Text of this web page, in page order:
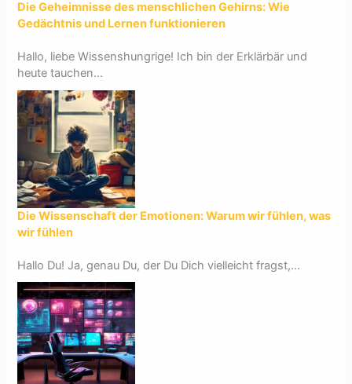
Die Geheimnisse des menschlichen Gehirns: Wie
Gedächtnis und Lernen funktionieren
Hallo, liebe Wissenshungrige! Ich bin der Erklärbär und
heute tauchen...
Die Wissenschaft der Emotionen: Warum wir fühlen, was
wir fühlen
Hallo Du! Ja, genau Du, der Du Dich vielleicht fragst,...